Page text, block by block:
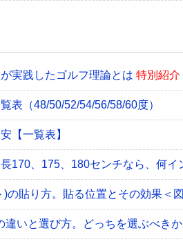
実践したゴルフ理論とは 特別紹介
表（48/50/52/54/56/58/60度）
【一覧表】
170、175、180センチなら、何イ
)の貼り方。貼る位置とその効果＜
いと選び方。どっちを選ぶべきか